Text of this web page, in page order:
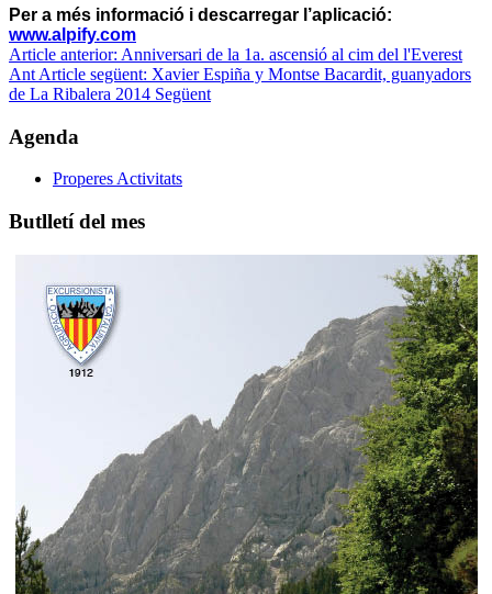
Per a més informació i descarregar l’aplicació:
www.alpify.com
Article anterior: Anniversari de la 1a. ascensió al cim del l'Everest
Ant Article següent: Xavier Espiña y Montse Bacardit, guanyadors
de La Ribalera 2014 Següent
Agenda
Properes Activitats
Butlletí del mes